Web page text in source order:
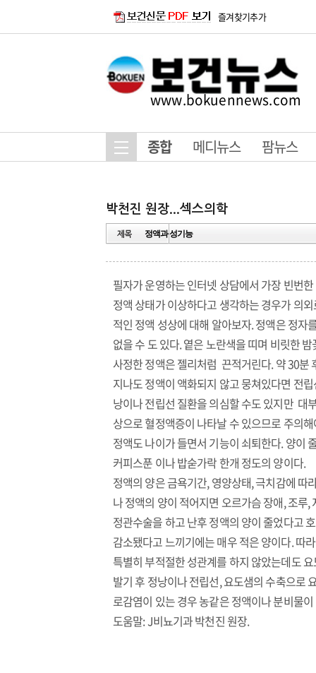
즐겨찾기추가
www.bokuennews.com
종합 메디뉴스 팜뉴스
정액과 성기능
필자가 운영하는 인터넷 상담에서 가장 빈번
정액 상태가 이상하다고 생각하는 경우가 의
적인 정액 성상에 대해 알아보자. 정액은 정
없을 수 도 있다. 옅은 노란색을 띠며 비릿한
사정한 정액은 젤리처럼 끈적거린다. 약 30분
지나도 정액이 액화되지 않고 뭉쳐있다면 전
낭이나 전립선 질환을 의심할 수도 있지만 대
상으로 혈정액증이 나타날 수 있으므로 주의
정액도 나이가 들면서 기능이 쇠퇴한다. 양이
커피스푼 이나 밥숟가락 한개 정도의 양이다.
정액의 양은 금욕기간, 영양상태, 극치감에 따
나 정액의 양이 적어지면 오르가슴 장애, 조루
정관수술을 하고 난후 정액의 양이 줄었다고
감소됐다고 느끼기에는 매우 적은 양이다. 따
특별히 부적절한 성관계를 하지 않았는데도
발기 후 정낭이나 전립선, 요도샘의 수축으로
로감염이 있는 경우 농같은 정액이나 분비물
도움말: J비뇨기과 박천진 원장.